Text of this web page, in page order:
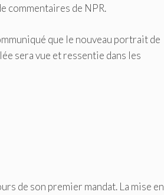
commentaires de NPR.
que le nouveau portrait de
sera vue et ressentie dans les
de son premier mandat. La mise en